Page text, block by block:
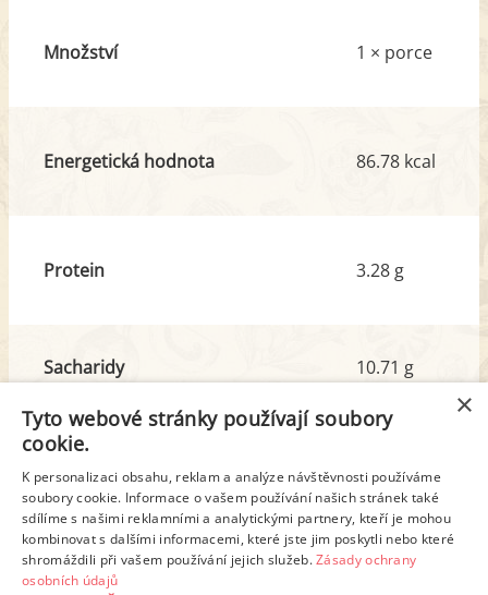
Množství 1 × porce
Energetická hodnota 86.78 kcal
Protein 3.28 g
Sacharidy
10.71 g
Tuk
z toho nas. mastné kyseliny
3.49 g
1.87 g
Detailní rozpis
×
Tyto webové stránky používají soubory
cookie.
K personalizaci obsahu, reklam a analýze návštěvnosti používáme
soubory cookie. Informace o vašem používání našich stránek také
sdílíme s našimi reklamními a analytickými partnery, kteří je mohou
kombinovat s dalšími informacemi, které jste jim poskytli nebo které
shromáždili při vašem používání jejich služeb.Zásady ochrany
osobních údajů